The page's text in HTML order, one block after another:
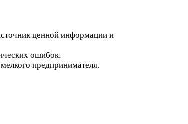
ценной информации и
ошибок.
предпринимателя.